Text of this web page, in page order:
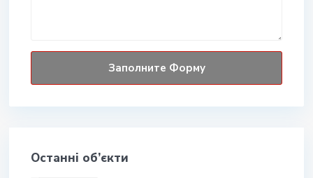
Останні об’єкти